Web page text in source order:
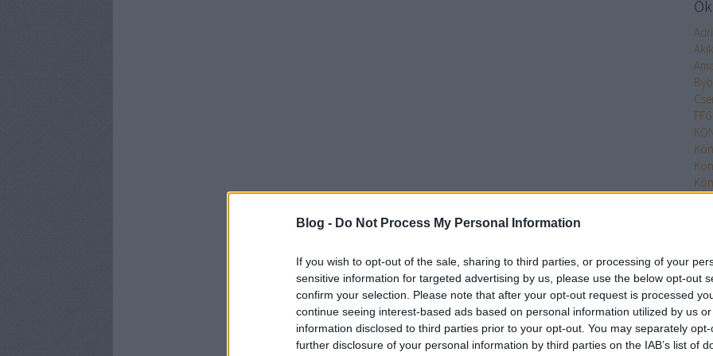
Blog - Do Not Process My Personal Information
If you wish to opt-out of the sale, sharing to third parties, or processing of your
sensitive information for targeted advertising by us, please use the below opt-out
confirm your selection. Please note that after your opt-out request is processed
continue seeing interest-based ads based on personal information utilized by us
information disclosed to third parties prior to your opt-out. You may separately
further disclosure of your personal information by third parties on the IAB’s list of